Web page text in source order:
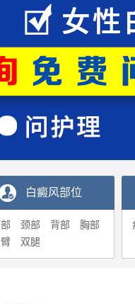
白癜风部位
颈部 背部
胸部
双腿